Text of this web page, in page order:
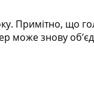
Примітно,
може знову